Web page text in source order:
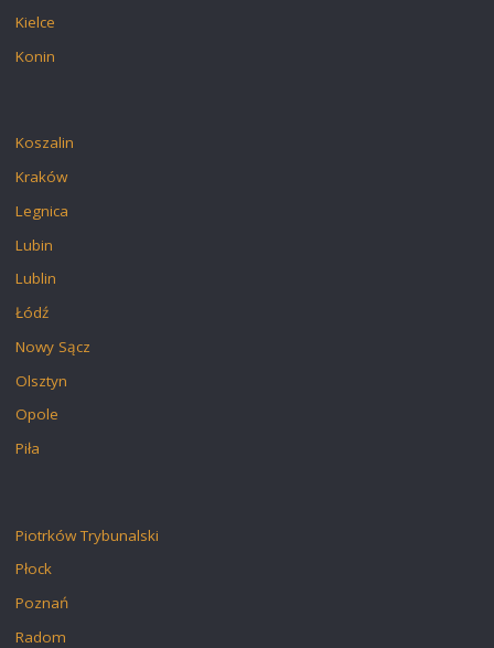
Kielce
Konin
Koszalin
Kraków
Legnica
Lubin
Lublin
Łódź
Nowy Sącz
Olsztyn
Opole
Piła
Piotrków Trybunalski
Płock
Poznań
Radom